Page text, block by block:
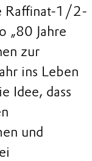
Raffinat-1/2-
„80 Jahre
zur
ins Leben
Idee, dass
und